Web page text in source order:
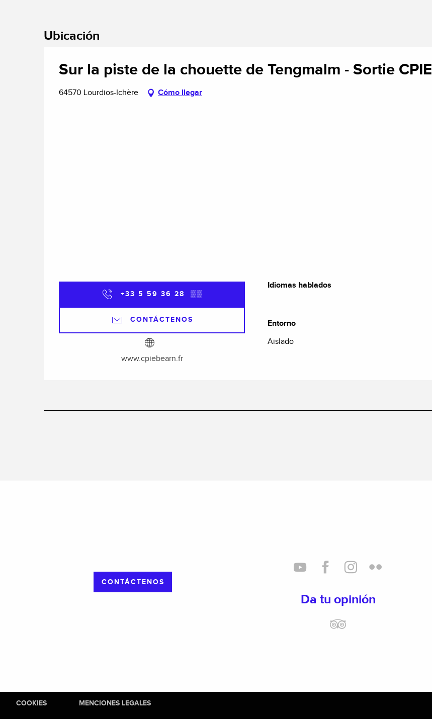
Ubicación
Sur la piste de la chouette de Tengmalm - Sortie CPIE
64570 Lourdios-Ichère Cómo llegar
+33 5 59 36 28 ▒▒
CONTÁCTENOS
www.cpiebearn.fr
Idiomas hablados
Idiomas hablados
Entorno
Entorno
Aislado
CONTÁCTENOS
Da tu opinión
COOKIES MENCIONES LEGALES